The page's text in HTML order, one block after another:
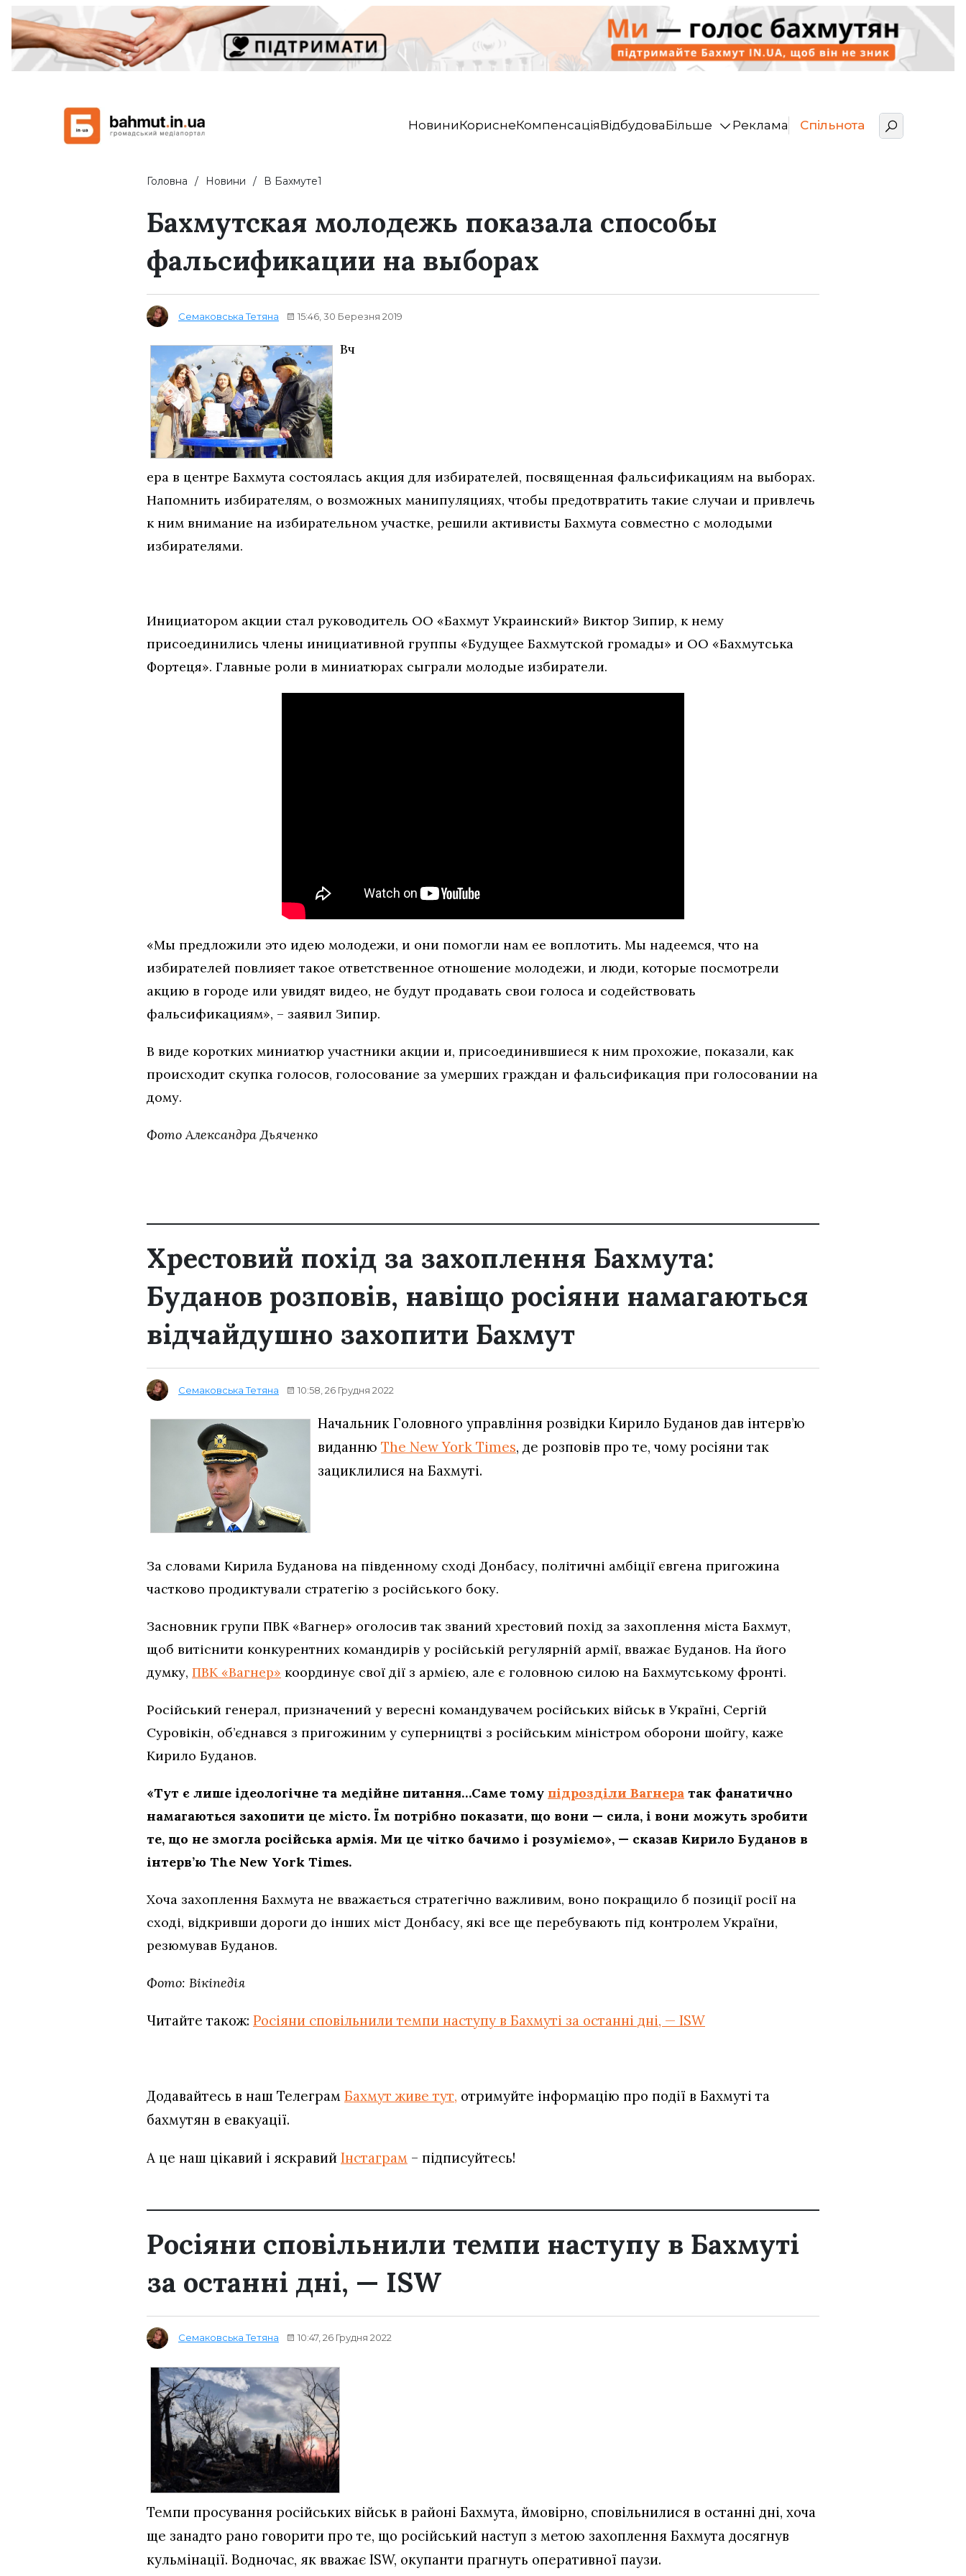
НовиниКориснеКомпенсаціяВідбудоваБільше Реклама Спільнота
Головна Новини В Бахмуте1
Бахмутская молодежь показала способы
фальсификации на выборах
Семаковська Тетяна 15:46, 30 Березня 2019
Вч
ера в центре Бахмута состоялась акция для избирателей, посвященная фальсификациям на выборах.
Напомнить избирателям, о возможных манипуляциях, чтобы предотвратить такие случаи и привлечь
к ним внимание на избирательном участке, решили активисты Бахмута совместно с молодыми
избирателями.
Инициатором акции стал руководитель ОО «Бахмут Украинский» Виктор Зипир, к нему
присоединились члены инициативной группы «Будущее Бахмутской громады» и ОО «Бахмутська
Фортеця». Главные роли в миниатюрах сыграли молодые избиратели.
«Мы предложили это идею молодежи, и они помогли нам ее воплотить. Мы надеемся, что на
избирателей повлияет такое ответственное отношение молодежи, и люди, которые посмотрели
акцию в городе или увидят видео, не будут продавать свои голоса и содействовать
фальсификациям», – заявил Зипир.
В виде коротких миниатюр участники акции и, присоединившиеся к ним прохожие, показали, как
происходит скупка голосов, голосование за умерших граждан и фальсификация при голосовании на
дому.
Фото Александра Дьяченко
Хрестовий похід за захоплення Бахмута:
Буданов розповів, навіщо росіяни намагаються
відчайдушно захопити Бахмут
Семаковська Тетяна 10:58, 26 Грудня 2022
Начальник Головного управління розвідки Кирило Буданов дав інтерв’ю
виданню The New York Times, де розповів про те, чому росіяни так
зациклилися на Бахмуті.
За словами Кирила Буданова на південному сході Донбасу, політичні амбіції євгена пригожина
частково продиктували стратегію з російського боку.
Засновник групи ПВК «Вагнер» оголосив так званий хрестовий похід за захоплення міста Бахмут,
щоб витіснити конкурентних командирів у російській регулярній армії, вважає Буданов. На його
думку, ПВК «Вагнер» координує свої дії з армією, але є головною силою на Бахмутському фронті.
Російський генерал, призначений у вересні командувачем російських військ в Україні, Сергій
Суровікін, об’єднався з пригожиним у суперництві з російським міністром оборони шойгу, каже
Кирило Буданов.
«Тут є лише ідеологічне та медійне питання…Саме тому підрозділи Вагнера так фанатично
намагаються захопити це місто. Їм потрібно показати, що вони — сила, і вони можуть зробити
те, що не змогла російська армія. Ми це чітко бачимо і розуміємо», — сказав Кирило Буданов в
інтерв’ю The New York Times.
Хоча захоплення Бахмута не вважається стратегічно важливим, воно покращило б позиції росії на
сході, відкривши дороги до інших міст Донбасу, які все ще перебувають під контролем України,
резюмував Буданов.
Фото: Вікіпедія
Читайте також: Росіяни сповільнили темпи наступу в Бахмуті за останні дні, — ISW
Додавайтесь в наш Телеграм Бахмут живе тут, отримуйте інформацію про події в Бахмуті та
бахмутян в евакуації.
А це наш цікавий і яскравий Інстаграм – підписуйтесь!
Росіяни сповільнили темпи наступу в Бахмуті
за останні дні, — ISW
Семаковська Тетяна 10:47, 26 Грудня 2022
Темпи просування російських військ в районі Бахмута, ймовірно, сповільнилися в останні дні, хоча
ще занадто рано говорити про те, що російський наступ з метою захоплення Бахмута досягнув
кульмінації. Водночас, як вважає ISW, окупанти прагнуть оперативної паузи.